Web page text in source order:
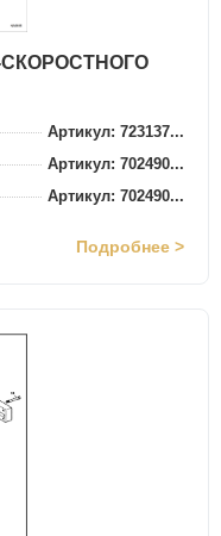
Артикул: 723137...
Артикул: 702490...
Артикул: 702490...
Подробнее >